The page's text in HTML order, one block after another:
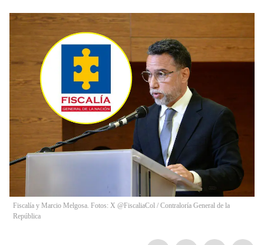
Fiscalía y Marcio Melgosa. Fotos: X @FiscaliaCol / Contraloría General de la
República